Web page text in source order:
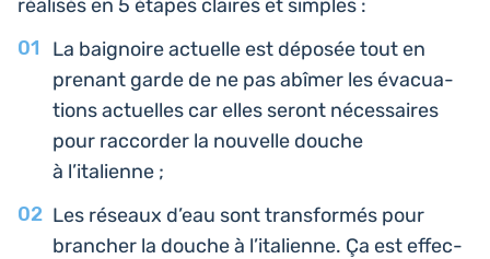
réa­li­sés en 5 étapes claires et simples :
La bai­gnoire actuelle est déposée tout en
prenant garde de ne pas abîmer les éva­cua­
tions actuelles car elles seront néces­saires
pour rac­cor­der la nou­velle douche
à l’italienne ;
Les réseaux d’eau sont trans­for­més pour
bran­cher la douche à l’i­ta­lienne. Ça est effec­